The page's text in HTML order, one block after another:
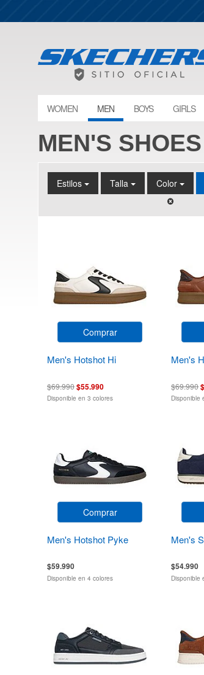
WOMEN MEN BOYS GIRLS
MEN'S SHOES
Estilos Talla Color
Comprar
Men's Hotshot Hi
$69.990$55.990
Disponible en 3 colores
Men's
$69.990
Disponible
Comprar
Men's Hotshot Pyke
$59.990
Disponible en 4 colores
Men's
$54.990
Disponible